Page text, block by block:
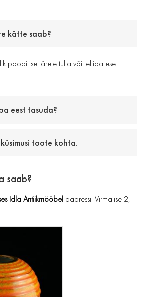
kätte saab?
poodi ise järele tulla või tellida ese
eest tasuda?
toote kohta.
saab?
Idla Antiikmööbel aadressil Virmalise 2,